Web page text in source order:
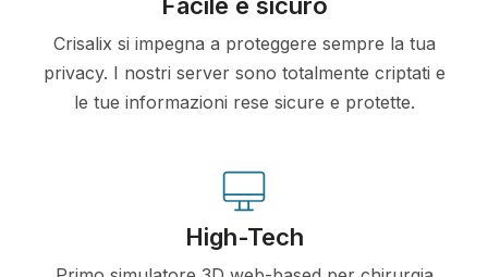
Crisalix si impegna a proteggere sempre la tua
privacy. I nostri server sono totalmente criptati e
le tue informazioni rese sicure e protette.
High-Tech